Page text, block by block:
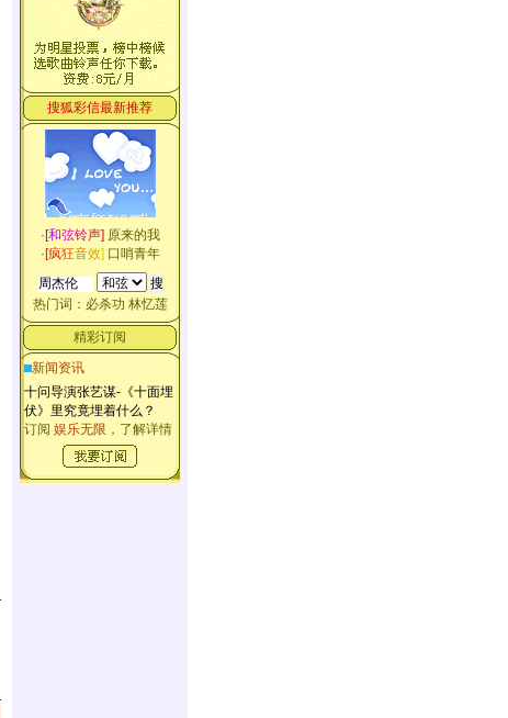
搜狐彩信最新推荐
·[和弦铃声] 原来的我
·[疯狂音效] 口哨青年
热门词： 必杀功 林忆莲
精彩订阅
新闻资讯
十问导演张艺谋-《十面埋
伏》里究竟埋着什么？
订阅 娱乐无限 ，了解详情